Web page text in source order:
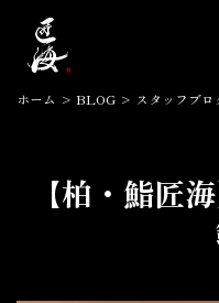
ホーム > BLOG > スタッフブロ
【柏・鮨匠